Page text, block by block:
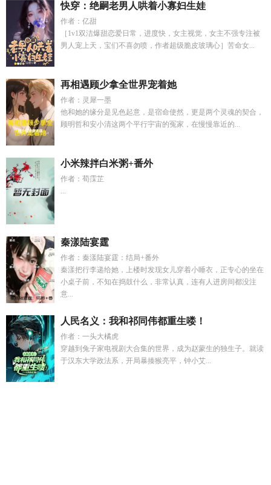
快穿：绝嗣老男人哄着小寡妇生娃
作者：亿甜
［1v1双洁爆甜恋爱日常，进度快，女主视觉，女主不强专注被
男人宠上天，宝们不喜勿喷，作者超级脆皮玻璃心］苦命女...
再相遇顾少拿全世界宠着她
作者：灵犀一墨
他和她的缘分是见色起意，是宿命使然，更是两个灵魂的契合，
顾明哲和安小清这两个平行宇宙的冤家，在慢慢靠近的...
小米辣拌白米粥+番外
作者：荀霂芷
...
秦漾陆宴霆
作者：秦漾陆宴霆：结局+番外
秦漾把行李递给她，上楼时发现女儿穿着小睡衣，正专心的坐在
小桌子前，不知在捣鼓什么，非常认真，连有人进房间都没注
意...
人民名义：我和祁同伟都重生喽！
作者：一头大橘虎
穿越到兔子家电视剧大合集的世界，成为赵蒙生的独生子。就读
于汉东大学政法系，开局暴揍猴亮平，钟小艾...